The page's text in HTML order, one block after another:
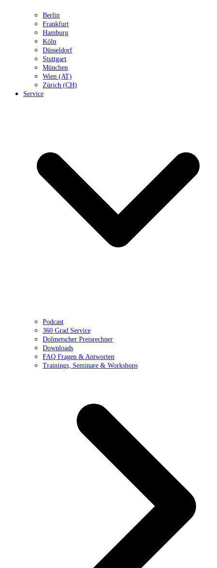
Berlin
Frankfurt
Hamburg
Köln
Düsseldorf
Stuttgart
München
Wien (AT)
Zürich (CH)
Service
Podcast
360 Grad Service
Dolmetscher Preisrechner
Downloads
FAQ Fragen & Antworten
Trainings, Seminare & Workshops